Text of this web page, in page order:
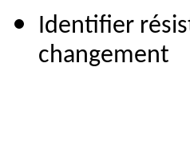
Identifier
changement